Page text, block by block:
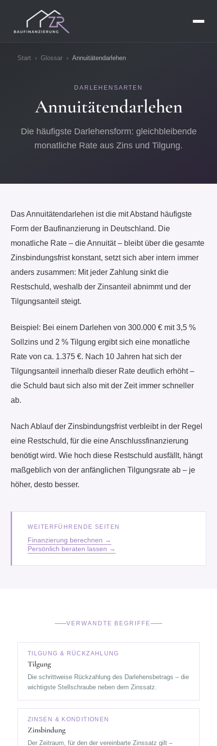
Start › Glossar › Annuitätendarlehen
DARLEHENSARTEN
Annuitätendarlehen
Die häufigste Darlehensform: gleichbleibende
monatliche Rate aus Zins und Tilgung.
Das Annuitätendarlehen ist die mit Abstand häufigste
Form der Baufinanzierung in Deutschland. Die
monatliche Rate – die Annuität – bleibt über die gesamte
Zinsbindungsfrist konstant, setzt sich aber intern immer
anders zusammen: Mit jeder Zahlung sinkt die
Restschuld, weshalb der Zinsanteil abnimmt und der
Tilgungsanteil steigt.
Beispiel: Bei einem Darlehen von 300.000 € mit 3,5 %
Sollzins und 2 % Tilgung ergibt sich eine monatliche
Rate von ca. 1.375 €. Nach 10 Jahren hat sich der
Tilgungsanteil innerhalb dieser Rate deutlich erhöht –
die Schuld baut sich also mit der Zeit immer schneller
ab.
Nach Ablauf der Zinsbindungsfrist verbleibt in der Regel
eine Restschuld, für die eine Anschlussfinanzierung
benötigt wird. Wie hoch diese Restschuld ausfällt, hängt
maßgeblich von der anfänglichen Tilgungsrate ab – je
höher, desto besser.
WEITERFÜHRENDE SEITEN
Finanzierung berechnen →
Persönlich beraten lassen →
VERWANDTE BEGRIFFE
TILGUNG & RÜCKZAHLUNG
Tilgung
Die schrittweise Rückzahlung des Darlehensbetrags – die
wichtigste Stellschraube neben dem Zinssatz.
ZINSEN & KONDITIONEN
Zinsbindung
Der Zeitraum, für den der vereinbarte Zinssatz gilt –